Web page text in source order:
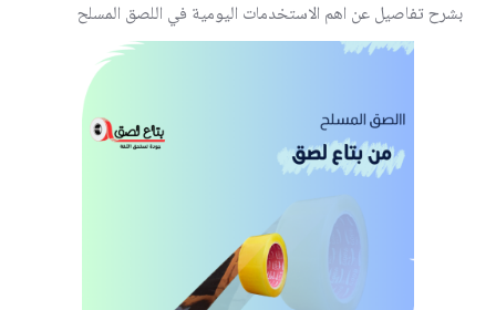
بشرح تفاصيل عن اهم الاستخدمات اليومية في اللصق المسلح